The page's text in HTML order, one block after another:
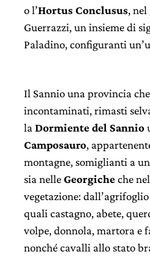
o l’Hortus Conclusus,
Guerrazzi, un insieme di
Paladino, configuranti
Il Sannio una provincia
incontaminati, rimasti
la Dormiente del Sannio
Camposauro,
montagne, somiglianti a
sia nelleGeorgicheche
vegetazione:
quali castagno, abete,
volpe, donnola, martora e
nonché cavalli allo stato